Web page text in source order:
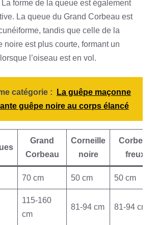
La forme de la queue est également
La queue du Grand Corbeau est
tandis que celle de la
noire est plus courte, formant un
l’oiseau est en vol.
catégorie :
La guêpe maçonne
guêpe noire au corps élancé
Grand
Corbeau
Corneille
noire
Corbeau
freux
70 cm 50 cm 50 cm
115-160
cm
81-94 cm 81-94 cm